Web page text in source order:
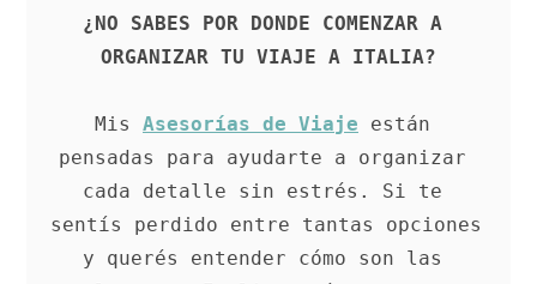
¿NO SABES POR DONDE COMENZAR A
ORGANIZAR TU VIAJE A ITALIA?
Mis Asesorías de Viaje están
pensadas para ayudarte a organizar
cada detalle sin estrés. Si te
sentís perdido entre tantas opciones
y querés entender cómo son las